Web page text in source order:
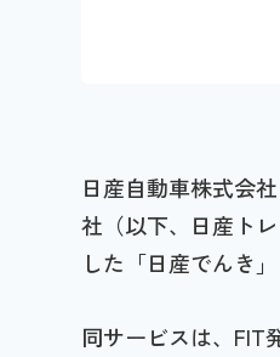
日産自動車株式会
社（以下、日産ト
した「日産でんき
同サービスは、FIT